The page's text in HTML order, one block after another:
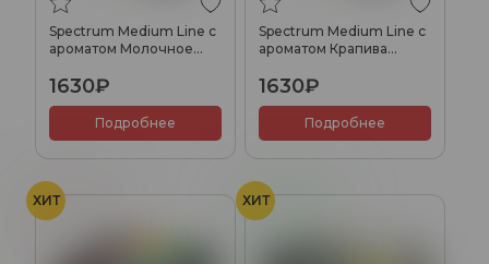
Spectrum Medium Line с
ароматом Молочное
1630₽
Подробнее
Spectrum Medium Line с
ароматом Крапива
1630₽
Подробнее
ХИТ ХИТ